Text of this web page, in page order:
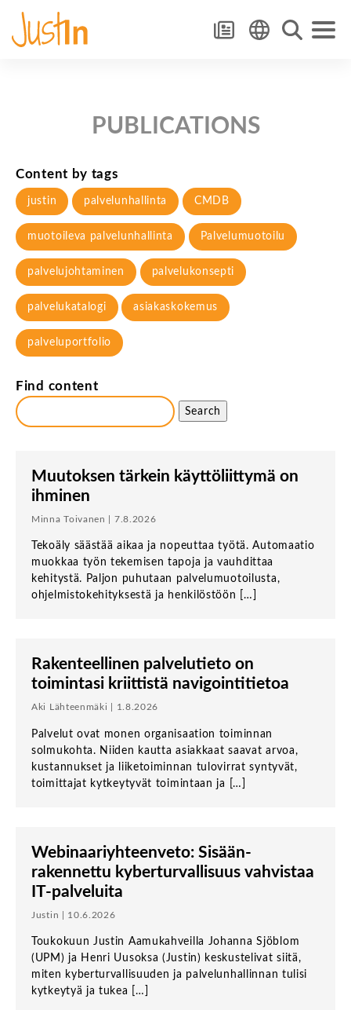
PUBLICATIONS
Content by tags
justin palvelunhallinta CMDB
muotoileva palvelunhallinta Palvelumuotoilu
palvelujohtaminen palvelukonsepti
palvelukatalogi asiakaskokemus
palveluportfolio
Find content
Search
Muutoksen tärkein käyttöliittymä on
ihminen
Minna Toivanen | 7.8.2026
Tekoäly säästää aikaa ja nopeuttaa työtä. Automaatio
muokkaa työn tekemisen tapoja ja vauhdittaa
kehitystä. Paljon puhutaan palvelumuotoilusta,
ohjelmistokehityksestä ja henkilöstöön […]
Rakenteellinen palvelutieto on
toimintasi kriittistä navigointitietoa
Aki Lähteenmäki | 1.8.2026
Palvelut ovat monen organisaation toiminnan
solmukohta. Niiden kautta asiakkaat saavat arvoa,
kustannukset ja liiketoiminnan tulovirrat syntyvät,
toimittajat kytkeytyvät toimintaan ja […]
Webinaari­­yhteenveto: Sisään­
rakennettu kyber­turvallisuus vahvistaa
IT-palveluita
Justin | 10.6.2026
Toukokuun Justin Aamukahveilla Johanna Sjöblom
(UPM) ja Henri Uusoksa (Justin) keskustelivat siitä,
miten kyberturvallisuuden ja palvelunhallinnan tulisi
kytkeytyä ja tukea […]